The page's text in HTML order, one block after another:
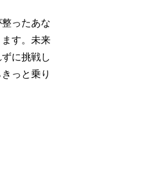
ったあな
す。未来
に挑戦し
っと乗り